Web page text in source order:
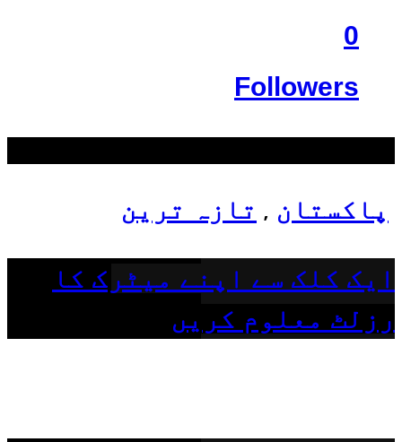
0
Followers
پاکستان , تازہ ترین
ایک کلک سے اپنے میٹرک کا
رزلٹ معلوم کریں